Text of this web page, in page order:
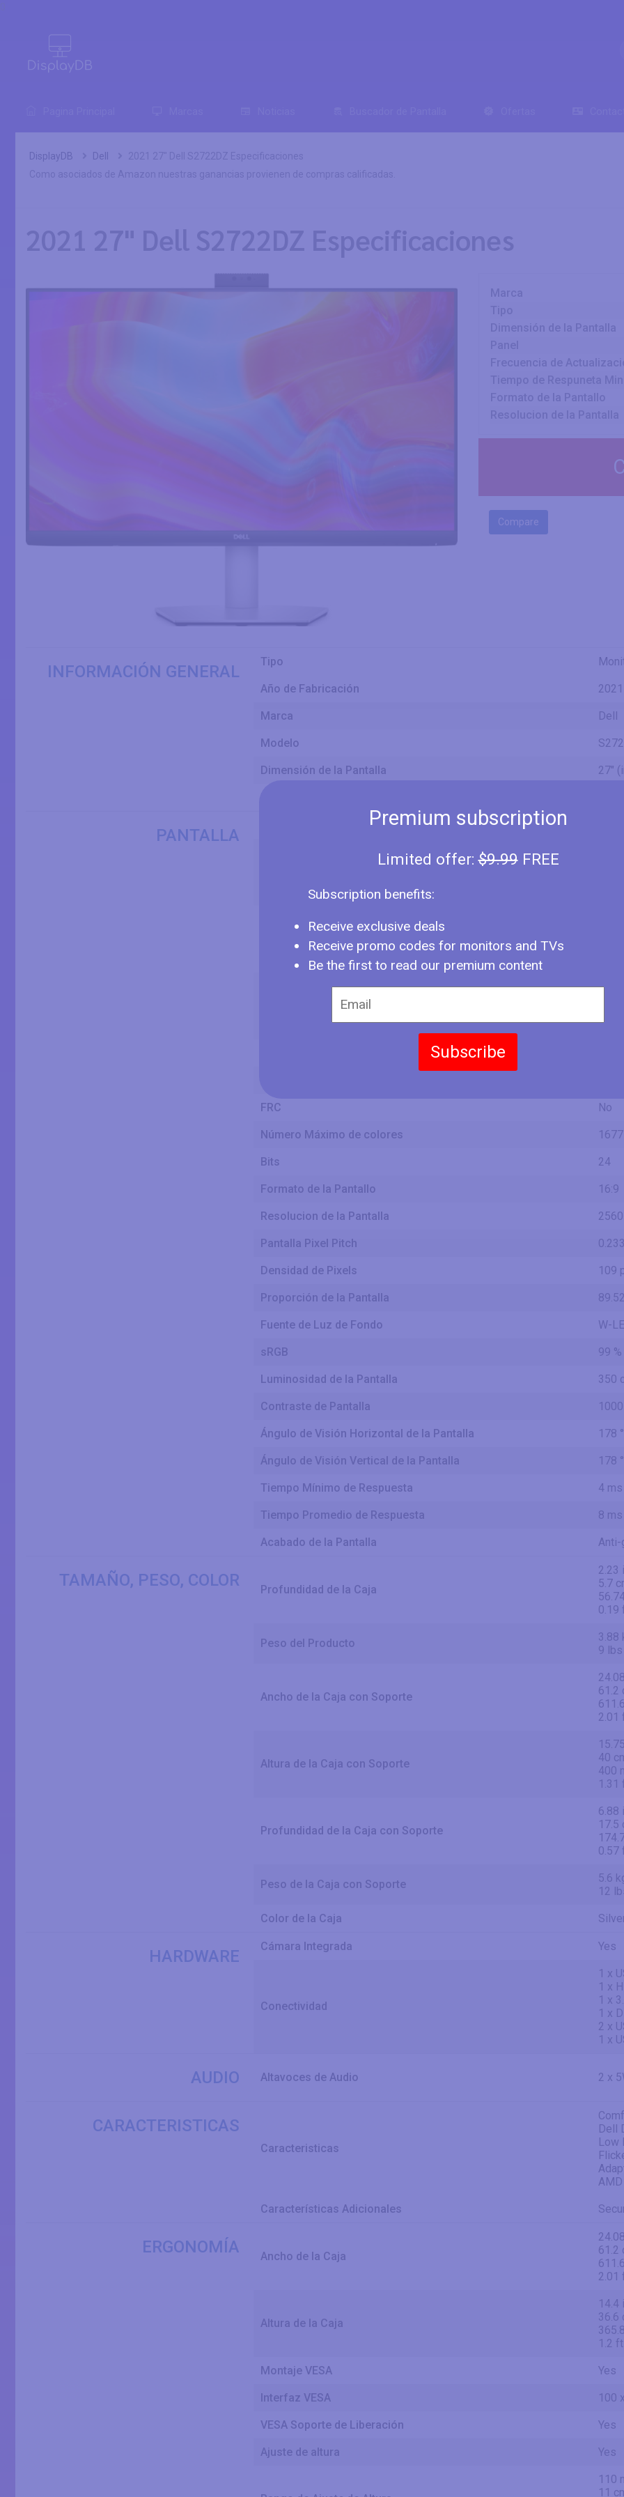
Premium subscription
Limited offer:$9.99FREE
Subscription benefits:
Receive exclusive deals
Receive promo codes for monitors and TVs
Be the first to read our premium content
Subscribe
DisplayDB Dell
2021 27" Dell S2722DZ Especificaciones
Como asociados de Amazon nuestras ganancias provienen de compras calificadas.
2021 27" Dell S2722DZ Especificaciones
Marca
Dimensión de la Pantalla
Frecuencia de
Formato de la Pantallo
Compare
INFORMACIÓN GENERAL
Tipo
Año de Fabricación 2021
Marca Dell
Modelo
Dimensión de la Pantalla 27"
PANTALLA
Ancho de Pantalla
Altura de Pantalla
13.22
1.1 ft
FRC No
Número Máximo de colores
Bits 24
Formato de la Pantallo 16:9
Resolucion de la Pantalla
Pantalla Pixel Pitch
Densidad de Pixels 109
Proporción de la Pantalla
Fuente de Luz de Fondo W-
sRGB 99 %
Luminosidad de la Pantalla 350
Contraste de Pantalla
Ángulo de Visión Horizontal de la Pantalla 178 °
Ángulo de Visión Vertical de la Pantalla 178 °
Tiempo Mínimo de Respuesta 4 ms
Tiempo Promedio de Respuesta 8 ms
Acabado de la Pantalla
TAMAÑO, PESO, COLOR Profundidad de la Caja
2.23
5.7
0.19
Peso del Producto
3.88
9 lbs
Ancho de la Caja con Soporte
61.2
2.01
Altura de la Caja con Soporte
40
400
1.31
Profundidad de la Caja con Soporte
6.88
17.5
0.57
Peso de la Caja con Soporte
5.6
12
Color de la Caja
HARDWARE
Cámara Integrada Yes
Conectividad
1 x
1 x
1 x
1 x
2 x
1 x
AUDIO Altavoces de Audio 2 x
CARACTERISTICAS
Caracteristicas
Dell
Low
Características Adicionales
ERGONOMÍA Ancho de la Caja
61.2
2.01
Altura de la Caja
14.4
36.6
1.2 ft
Montaje VESA Yes
Interfaz VESA 100
VESA Soporte de Liberación Yes
Ajuste de altura Yes
110
11